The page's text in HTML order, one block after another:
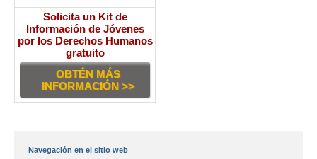
Solicita un Kit de
Información de Jóvenes
por los Derechos Humanos
gratuito
OBTÉN MÁS
INFORMACIÓN >>
Navegación en el sitio web